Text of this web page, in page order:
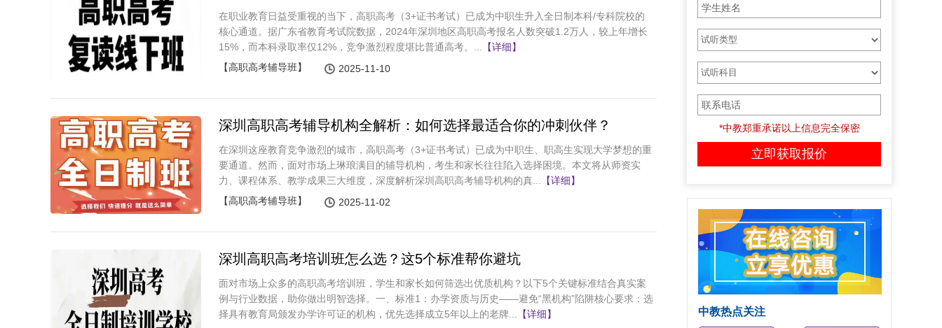
在职业教育日益受重视的当下，高职高考（3+证书考试）已成为中职生升入全日制本科/专科院校的
核心通道。据广东省教育考试院数据，2024年深圳地区高职高考报名人数突破1.2万人，较上年增长
15%，而本科录取率仅12%，竞争激烈程度堪比普通高考。...
【详细】
【高职高考辅导班】
2025-11-10
深圳高职高考辅导机构全解析：如何选择最适合你的冲刺伙伴？
在深圳这座教育竞争激烈的城市，高职高考（3+证书考试）已成为中职生、职高生实现大学梦想的重
要通道。然而，面对市场上琳琅满目的辅导机构，考生和家长往往陷入选择困境。本文将从师资实
力、课程体系、教学成果三大维度，深度解析深圳高职高考辅导机构的真...
【详细】
【高职高考辅导班】
2025-11-02
深圳高职高考培训班怎么选？这5个标准帮你避坑
面对市场上众多的高职高考培训班，学生和家长如何筛选出优质机构？以下5个关键标准结合真实案
例与行业数据，助你做出明智选择。一、标准1：办学资质与历史——避免“黑机构”陷阱核心要求：选
择具有教育局颁发办学许可证的机构，优先选择成立5年以上的老牌...
【详细】
*中教郑重承诺以上信息完全保密
中教热点关注
作为一种教育方式，一种
学习的过程，一种不断完
善自己的经历。只有亲...
高三冲刺封闭式全托辅导班有用吗？